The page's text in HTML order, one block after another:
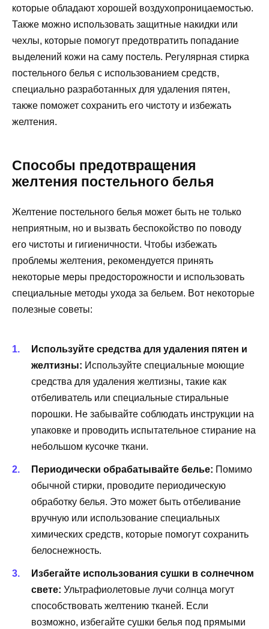
которые обладают хорошей воздухопроницаемостью.
Также можно использовать защитные накидки или
чехлы, которые помогут предотвратить попадание
выделений кожи на саму постель. Регулярная стирка
постельного белья с использованием средств,
специально разработанных для удаления пятен,
также поможет сохранить его чистоту и избежать
желтения.
Способы предотвращения
желтения постельного белья
Желтение постельного белья может быть не только
неприятным, но и вызвать беспокойство по поводу
его чистоты и гигиеничности. Чтобы избежать
проблемы желтения, рекомендуется принять
некоторые меры предосторожности и использовать
специальные методы ухода за бельем. Вот некоторые
полезные советы:
Используйте средства для удаления пятен и
желтизны: Используйте специальные моющие
средства для удаления желтизны, такие как
отбеливатель или специальные стиральные
порошки. Не забывайте соблюдать инструкции на
упаковке и проводить испытательное стирание на
небольшом кусочке ткани.
Периодически обрабатывайте белье: Помимо
обычной стирки, проводите периодическую
обработку белья. Это может быть отбеливание
вручную или использование специальных
химических средств, которые помогут сохранить
белоснежность.
Избегайте использования сушки в солнечном
свете: Ультрафиолетовые лучи солнца могут
способствовать желтению тканей. Если
возможно, избегайте сушки белья под прямыми